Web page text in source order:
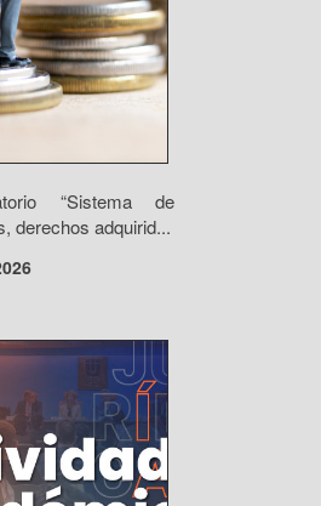
“Sistema de
derechos adquirid...